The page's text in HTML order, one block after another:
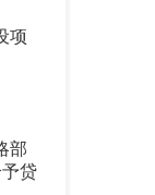
项
部
贷